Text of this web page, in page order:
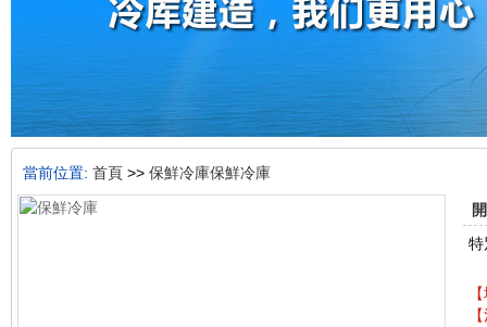
當前位置: 首頁 >> 保鮮冷庫保鮮冷庫